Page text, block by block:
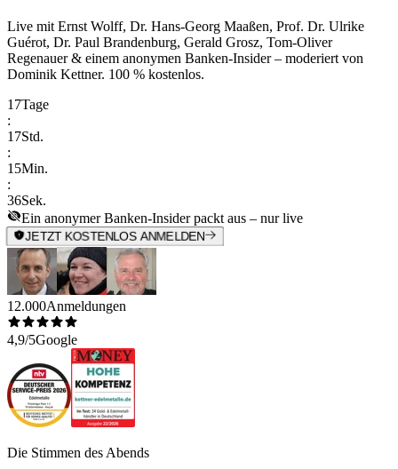
Live mit Ernst Wolff, Dr. Hans-Georg Maaßen, Prof. Dr. Ulrike
Guérot, Dr. Paul Brandenburg, Gerald Grosz, Tom-Oliver
Regenauer & einem anonymen Banken-Insider– moderiert von
Dominik Kettner. 100 % kostenlos.
17Tage
:
17Std.
:
15Min.
:
36Sek.
Ein anonymer Banken-Insider packt aus – nur live
JETZT KOSTENLOS ANMELDEN
12.000Anmeldungen
4,9/5Google
Die Stimmen des Abends